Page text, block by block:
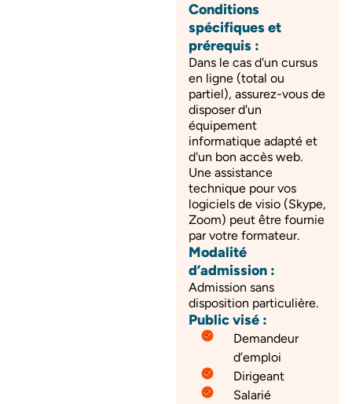
Conditions
spécifiques et
prérequis :
Dans le cas d'un cursus
en ligne (total ou
partiel), assurez-vous de
disposer d'un
équipement
informatique adapté et
d'un bon accès web.
Une assistance
technique pour vos
logiciels de visio (Skype,
Zoom) peut être fournie
par votre formateur.
Modalité
d’admission :
Admission sans
disposition particulière.
Public visé :
Demandeur
d’emploi
Dirigeant
Salarié